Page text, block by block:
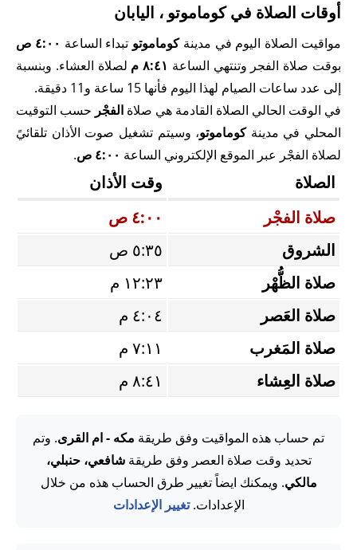
أوقات الصلاة في كوماموتو ، اليابان
مواقيت الصلاة اليوم في مدينةكوماموتو تبداء الساعة ٤:٠٠ ص
بوقت صلاة الفجر وتنتهي الساعة ٨:٤١ م
لصلاة العشاء. وبنسبة
إلى عدد ساعات الصيام لهذا اليوم فأنها 15 ساعة و11 دقيقة.
في الوقت الحالي الصلاة القادمة هي صلاة الفجْر حسب التوقيت
المحلي في مدينةكوماموتو، وسيتم تشغيل صوت الأذان تلقائيً
لصلاة الفجْر عبر الموقع الإلكتروني الساعة ٤:٠٠ ص .
الصلاة
وقت الأذان
صلاة الفجْر
٤:٠٠ ص
الشروق
٥:٣٥ ص
صلاة الظُّهْر
١٢:٢٣ م
صلاة العَصر
٤:٠٤ م
صلاة المَغرب
٧:١١ م
صلاة العِشاء
٨:٤١ م
تم حساب هذه المواقيت وفق طريقة مكه - ام القرى. وتم
تحديد وقت صلاة العصر وفق طريقةشافعي، حنبلي،
مالكي. ويمكنك ايضاً تغيير طرق الحساب هذه من خلال
الإعدادات.تغيير الإعدادات